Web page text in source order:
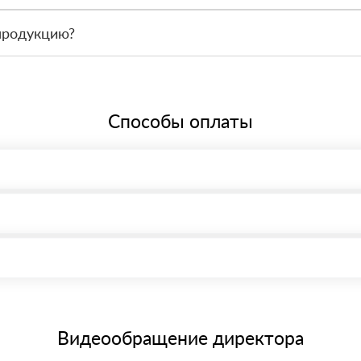
Способы оплаты
через системы электронных платежей.
банковским картам
материала после проверки качества и количества
Видеообращение директора